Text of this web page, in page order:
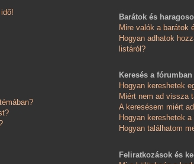
Barátok és
Mire valók a barátok
Hogyan adhatok
listáról?
Keresés a fórumban
Hogyan kereshetek
Miért nem ad vissza
A keresésem miért
Hogyan kereshetek
Hogyan találhatom
Feliratkozások és